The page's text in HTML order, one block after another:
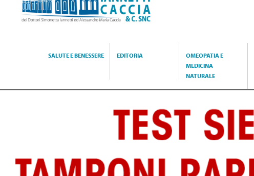
SALUTE E BENESSERE EDITORIA
OMEOPATIA E
MEDICINA
NATURALE